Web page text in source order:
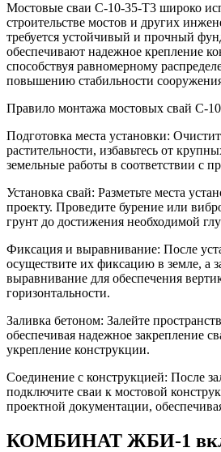
Мостовые сваи С-10-35-Т3 широко
строительстве мостов и других
требуется устойчивый и прочный
обеспечивают надежное крепление
способствуя равномерному
повышению стабильности
Правило монтажа мостовых свай С-
Подготовка места установки:
растительности, избавьтесь от
земельные работы в соответствии с
Установка свай: Разметьте места
проекту. Проведите бурение или
грунт до достижения необходимой
Фиксация и выравнивание: После
осуществите их фиксацию в земле, а
выравнивание для обеспечения
горизонтальности.
Заливка бетоном: Залейте
обеспечивая надежное закрепление
укрепление конструкции.
Соединение с конструкцией: После
подключите сваи к мостовой
проектной документации,
КОМБИНАТ ЖБИ-1